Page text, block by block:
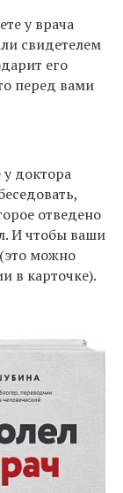
у врача
свидетелем
его
перед вами
доктора
отведено
И чтобы ваши
можно
в карточке).